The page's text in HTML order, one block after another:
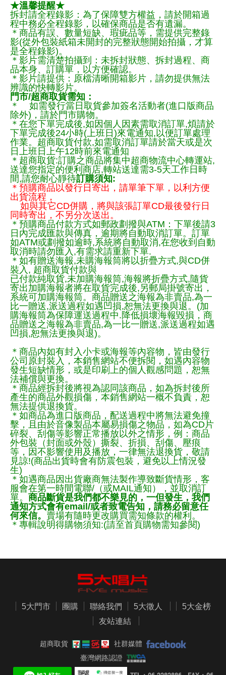
★溫馨提醒★
拆封請全程錄影：為了保障雙方權益，請於開箱過
程中務必全程錄影，以確保商品是否有遺漏。
＊商品有誤、數量短缺、瑕疵品等，需提供完整錄
影(從外包裝紙箱未開封的完整狀態開始拍攝，才算
是全程錄影)。
＊影片需清楚拍攝到：未拆封狀態、拆封過程、商
品本身、訂購單，以方便確認。
＊影片請提供：原檔清晰開箱影片，請勿提供無法
辨識的快轉影片。
門市/超商取貨需知：
＊ 如需發行當日取貨參加簽名活動者(進口版商品
除外)，請於門市購物。
＊在您下單完成後,如因個人因素需取消訂單,煩請於
下單完成後24小時(上班日)來電通知,以便訂單處理
作業。超商取貨付款,如需取消訂單請於當天或是次
日上班日上午12時前來電通知
＊超商取貨:訂購之商品將集中超商物流中心轉運站,
送達您指定的便利商店,轉站送達需3-5天工作日時
間,請您耐心靜待訂購須知:
＊預購商品以發行日寄出，請單筆下單，以利方便
出貨流程，
如與其它CD併購，將與該張訂單CD最後發行日
同時寄出，不另分次送出。
＊預購商品付款方式如郵政劃撥與ATM：下單後請3
日內完成匯款與傳真，逾期將自動取消訂單。訂單
如ATM或劃撥如逾時,系統將自動取消,在您收到自動
取消時請勿匯入,有需求請重新下單.
＊如有贈送海報,未購海報筒將以折疊方式,與CD併
裝入, 超商取貨付款與
已付款純取貨,未加購海報筒,海報將折疊方式,隨貨
寄出加購海報者將在取貨完成後,另郵局掛號寄出，
系統可加購海報筒。商品贈送之海報為非賣品,為一
比一贈送,派送過程如遇凹損,恕無法更換與退。(加
購海報筒為保障運送過程中.降低損壞海報毀損，商
品贈送之海報為非賣品,為一比一贈送,派送過程如遇
凹損,恕無法更換與退)。
＊商品內如有封入小卡或海報等內容物，皆由發行
公司原封裝入，本銷售網站不便拆閱，如遇內容物
發生短缺情形，或是印刷上的個人觀感問題，恕無
法補償與更換。
＊商品經拆封後將視為認同該商品，如為拆封後所
產生的商品外觀損傷，本銷售網站一概不負責，恕
無法提供退換貨。
＊如商品為進口版商品，配送過程中將無法避免撞
擊，且由於音像製品本屬易損傷之物品，如為CD片
碎裂、刮傷等影響正常播放以外之情形，例：商品
外包裝（封面或外殼）撕裂、折損、刮傷、壓痕
等，因不影響使用及播放，一律無法退換貨，敬請
見諒!(商品出貨時會有防震包裝，避免以上情況發
生)
＊如遇商品因出貨廠商無法製作導致斷貨情形，客
服會在第一時間電聯/（或MAIL通知），並取消訂
單。 商品斷貨是我們都不樂見的，一但發生，我們
通知方式會有email/或者致電告知，請務必留意任
何來信。 賣場有隨時更改購買需知條款的權利。
＊專輯說明得購物須知:(請至首頁購物需知參閱)
5大門市 團購 聯絡我們 5大徵人
5大金榜
友站連結
超商取貨
社群媒體
臺灣網路認證